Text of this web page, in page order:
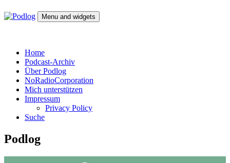
to
Menu and widgets
Home
Podcast-Archiv
Über Podlog
NoRadioCorporation
Mich unterstützen
Impressum
Privacy Policy
Suche
Podlog